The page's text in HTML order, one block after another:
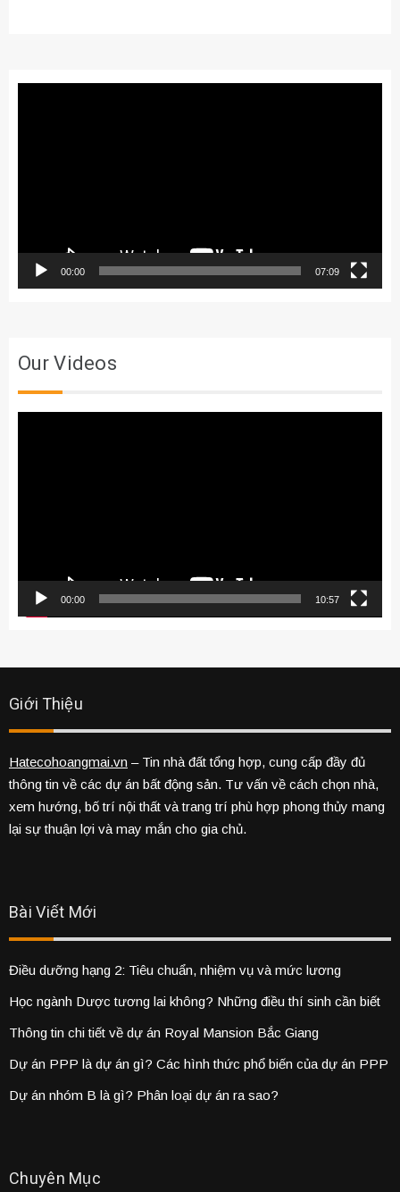
00:00 07:09
Our Videos
00:00 10:57
Giới Thiệu
Hatecohoangmai.vn – Tin nhà đất tổng hợp, cung cấp đầy đủ
thông tin về các dự án bất động sản. Tư vấn về cách chọn nhà,
xem hướng, bố trí nội thất và trang trí phù hợp phong thủy mang
lại sự thuận lợi và may mắn cho gia chủ.
Bài Viết Mới
Điều dưỡng hạng 2: Tiêu chuẩn, nhiệm vụ và mức lương
Học ngành Dược tương lai không? Những điều thí sinh cần biết
Thông tin chi tiết về dự án Royal Mansion Bắc Giang
Dự án PPP là dự án gì? Các hình thức phổ biến của dự án PPP
Dự án nhóm B là gì? Phân loại dự án ra sao?
Chuyên Mục